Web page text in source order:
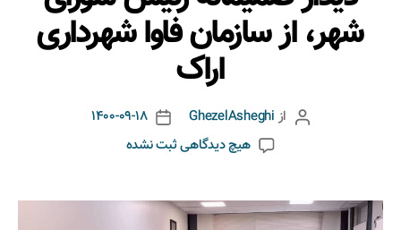
شهر، از سازمان فاوا شهرداری
اراک
از GhezelAsheghi
1400-09-18
هیچ دیدگاهیثبت نشده